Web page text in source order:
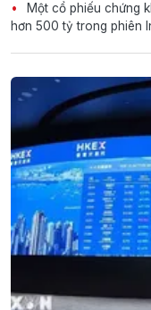
Một cổ phiếu chứng
hơn 500 tỷ trong phiên